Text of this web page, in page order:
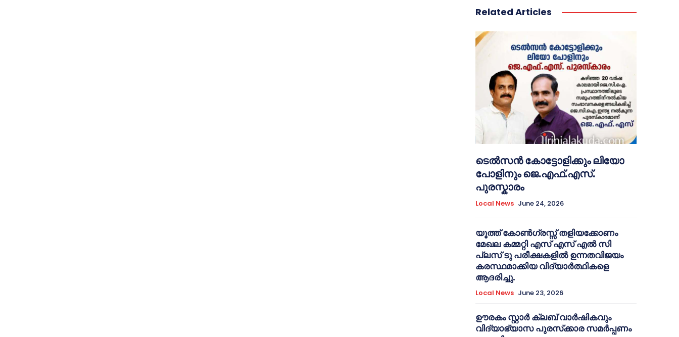
Related Articles
ടെൽസൻ കോട്ടോളിക്കും ലിയോ
പോളിനും ജെ.എഫ്.എസ്.
പുരസ്കാരം
Local News June 24, 2026
യൂത്ത് കോൺഗ്രസ്സ് തളിയക്കോണം
മേഖല കമ്മറ്റി എസ് എസ് എൽ സി
പ്ലസ് ടു പരീക്ഷകളിൽ ഉന്നതവിജയം
കരസ്ഥമാക്കിയ വിദ്യാർത്ഥികളെ
ആദരിച്ചു.
Local News June 23, 2026
ഊരകം സ്റ്റാർ ക്ലബ് വാർഷികവും
വിദ്യാഭ്യാസ പുരസ്‌ക്കാര സമർപ്പണം